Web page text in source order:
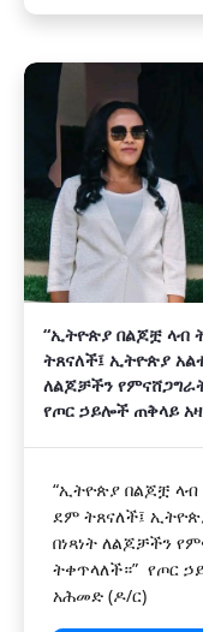
“ኢትዮጵያ በልጆቿ ላብ
ትጸናለች፤ ኢትዮጵያ
ለልጆቻችን
የጦር ኃይሎች ጠቅላይ
“ኢትዮጵያ በልጆቿ
ደም ትጸናለች፤
በነጻነት ለልጆቻችን
ትቀጥላለች።” የጦር
አሕመድ (ዶ/ር)